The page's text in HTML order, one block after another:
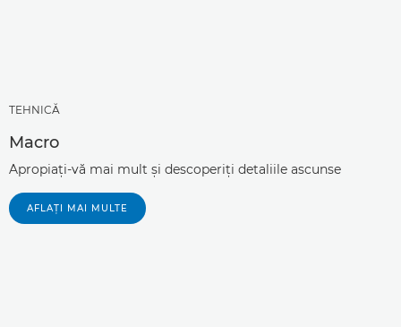
TEHNICĂ
Macro
Apropiaţi-vă mai mult şi descoperiţi detaliile ascunse
AFLAŢI MAI MULTE